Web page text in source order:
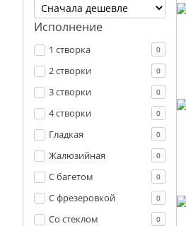
Исполнение
1 створка 0
2 створки 0
3 створки 0
4 створки 0
Гладкая 0
Жалюзийная 0
С багетом 0
С фрезеровкой 0
Со стеклом 0